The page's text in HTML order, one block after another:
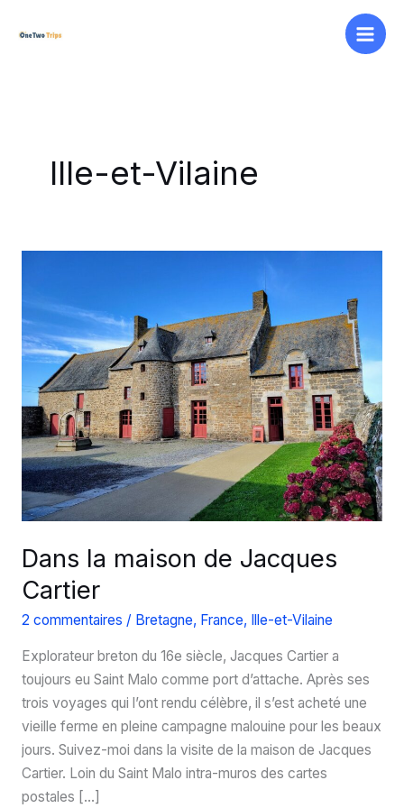
Ille-et-Vilaine
Dans la maison de Jacques
Cartier
2 commentaires / Bretagne, France, Ille-et-Vilaine
Explorateur breton du 16e siècle, Jacques Cartier a
toujours eu Saint Malo comme port d’attache. Après ses
trois voyages qui l’ont rendu célèbre, il s’est acheté une
vieille ferme en pleine campagne malouine pour les beaux
jours. Suivez-moi dans la visite de la maison de Jacques
Cartier. Loin du Saint Malo intra-muros des cartes
postales […]